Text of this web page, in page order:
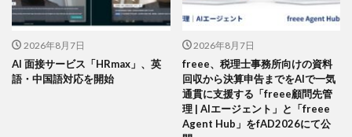
2026年8月7日
AI 面接サービス「HRmax」、英
語・中国語対応を開始
2026年8月7日
freee、税理士事務所向けの資料
回収から決算申告までをAIで一気
通貫に支援する「freee顧問先管
理 | AIエージェント」と「freee
Agent Hub」をfAD2026にて公